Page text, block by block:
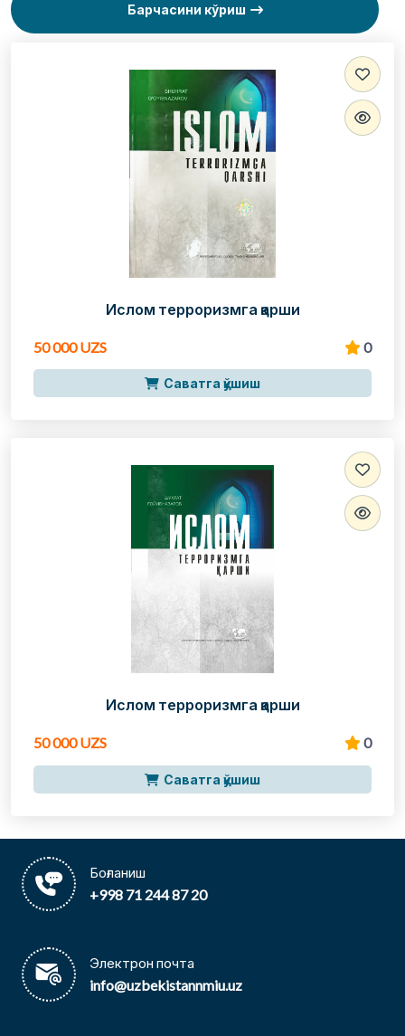
Барчасини кўриш
Ислом терроризмга қарши
50 000 UZS 0
Саватга қўшиш
Ислом терроризмга қарши
50 000 UZS 0
Саватга қўшиш
Боғланиш
+998 71 244 87 20
Электрон почта
info@uzbekistannmiu.uz